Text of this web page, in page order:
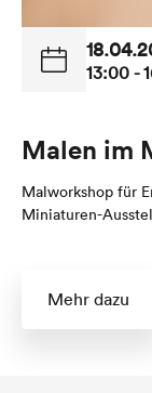
13:00 -
Malen im
Malworkshop für
Miniaturen-
Mehr dazu